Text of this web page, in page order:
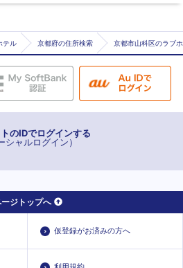
ア
テル 京都府の住所検索 京都市山科区のラブ
のIDでログインする
シャルログイン）
ジトップへ
仮登録がお済みの方へ